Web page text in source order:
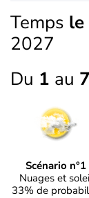
Temps
2027
Du 1 au
Scénario n°1
Nuages et
33% de